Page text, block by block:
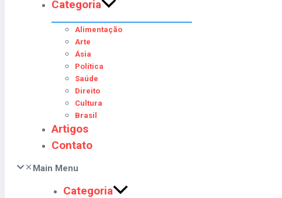
Categoria
Alimentação
Arte
Ásia
Política
Saúde
Direito
Cultura
Brasil
Artigos
Contato
Main Menu
Categoria